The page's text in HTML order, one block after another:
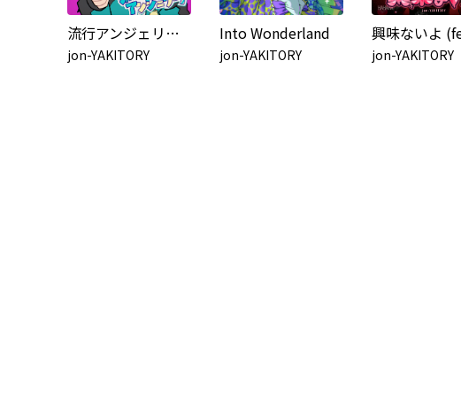
流行アンジェリーナ (feat. 初音ミク)
jon-YAKITORY
Into Wonderland
jon-YAKITORY jon-YAKITORY